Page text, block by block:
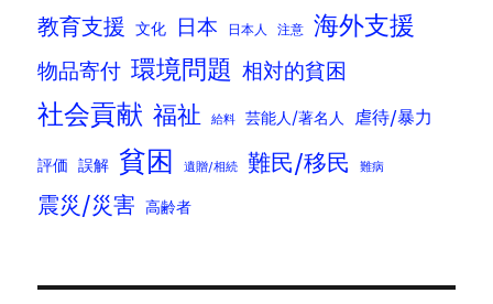
教育支援 文化 日本 日本人 注意 海外支援
物品寄付 環境問題 相対的貧困
社会貢献 福祉 給料 芸能人/著名人 虐待/暴力
評価 誤解 貧困 遺贈/相続 難民/移民 難病
震災/災害 高齢者